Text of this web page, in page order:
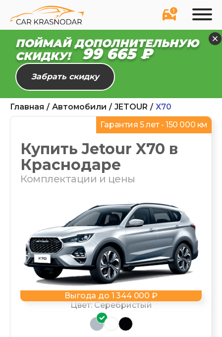
ПОЙМАЙ ДОПОЛНИТЕЛЬНУЮ
СКИДКУ!
99 610 ₽
Забрать скидку
Главная Автомобили JETOUR
X70
Гарантия 5 лет - 150 000 км
Купить Jetour X70 в
Краснодаре
Комплектации и цены
Цвет: Серебристый
Выгода до 1 344 000 ₽